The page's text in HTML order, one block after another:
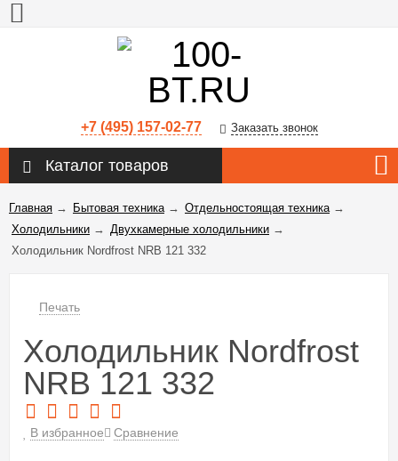
+7 (495) 157-02-77 Заказать звонок
Каталог товаров
Главная → Бытовая техника→ Отдельностоящая техника→
Холодильники → Двухкамерные холодильники →
Холодильник Nordfrost NRB 121 332
Печать
Холодильник Nordfrost
NRB 121 332
В избранное Сравнение